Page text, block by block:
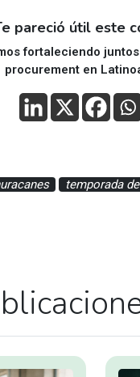
pareció útil este
fortaleciendo
procurement en
temporada